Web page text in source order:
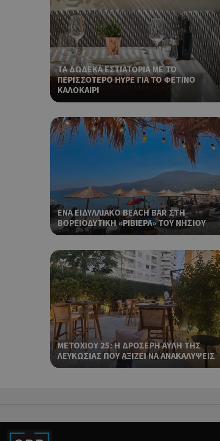
ΤΑ ΔΩΔΕΚΑ ΕΣΤΙΑΤΟΡΙΑ ΜΕ ΤΟ
ΠΕΡΙΣΣΟΤΕΡΟ HYPE ΓΙΑ ΤΟ ΦΕΤΙΝΟ
ΚΑΛΟΚΑΙΡΙ
ΕΝΑ ΕΙΔΥΛΛΙΑΚΟ BEACH BAR ΣΤΗ
ΒΟΡΕΙΟΔΥΤΙΚΗ «ΡΙΒΙΕΡΑ» ΤΟΥ ΝΗΣΙΟΥ
ΜΕΤΟΧΙΟΥ 25: Η ΔΡΟΣΕΡΗ ΑΥΛΗ ΤΗΣ
ΛΕΥΚΩΣΙΑΣ ΠΟΥ ΑΞΙΖΕΙ ΝΑ ΑΝΑΚΑΛΥΨΕΙΣ
takeOverCookie
LangCookie
PHPSESSID
takeOverCookie
__cf_bm